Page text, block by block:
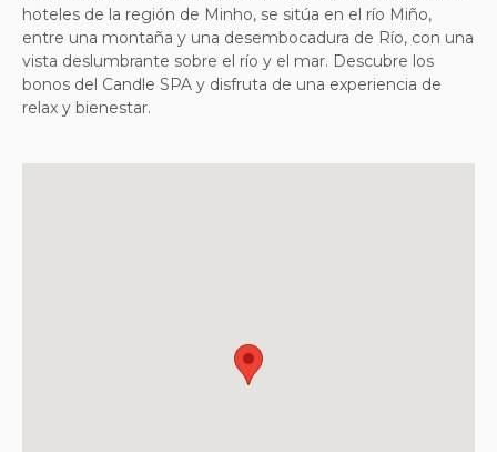
hoteles de la región de Minho, se sitúa en el río Miño,
entre una montaña y una desembocadura de Río, con una
vista deslumbrante sobre el río y el mar. Descubre los
bonos del Candle SPA y disfruta de una experiencia de
relax y bienestar.